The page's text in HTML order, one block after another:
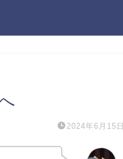
2024年6月15日